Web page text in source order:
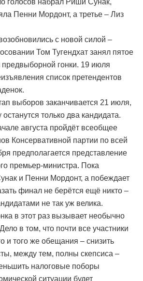
голосов набрал Риши Сунак,
Пенни Мордонт, а третье – Лиз
с новой силой –
Том Тугендхат занял пятое
гонки. 19 июля
список претендентов
выборов заканчивается 21 июля,
только два кандидата.
августа пройдёт всеобщее
Консервативной партии по всей
предполагается представление
премьер-министра. Пока
и Пенни Мордонт, а побеждает
финал не берётся ещё никто –
не так уж велика.
в этот раз вызывает необычно
в том, что почти все участники
и того же обещания – снизить
между тем, полны скепсиса –
налоговые поборы
ситуации будет